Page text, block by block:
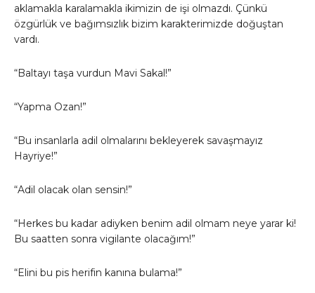
aklamakla karalamakla ikimizin de işi olmazdı. Çünkü
özgürlük ve bağımsızlık bizim karakterimizde doğuştan
vardı.
“Baltayı taşa vurdun Mavi Sakal!”
“Yapma Ozan!”
“Bu insanlarla adil olmalarını bekleyerek savaşmayız
Hayriye!”
“Adil olacak olan sensin!”
“Herkes bu kadar adiyken benim adil olmam neye yarar ki!
Bu saatten sonra vigilante olacağım!”
“Elini bu pis herifin kanına bulama!”